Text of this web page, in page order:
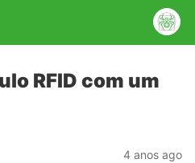
RFID com um
4 anos ago